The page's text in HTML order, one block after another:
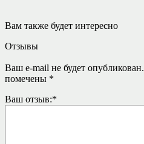
Вам также будет интересно
Отзывы
Ваш e-mail не будет опубликован.
помечены *
Ваш отзыв:*